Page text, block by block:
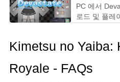
PC 에서
로드 및 플레
Kimetsu no Yaiba:
Royale - FAQs